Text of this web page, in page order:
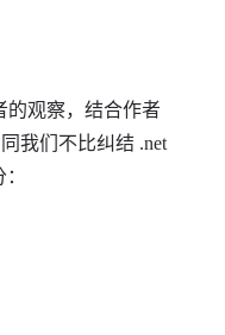
的观察，结合作者
我们不比纠结 .net